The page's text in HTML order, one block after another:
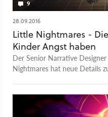
9
28.09.2016
Little Nightmares -
Kinder Angst haben
Der Senior Narrative
Nightmares hat neue Details